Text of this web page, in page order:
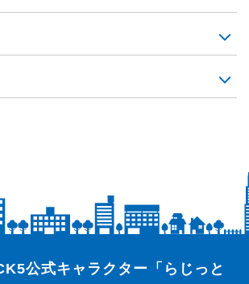
君
公式キャラクター「らじっと